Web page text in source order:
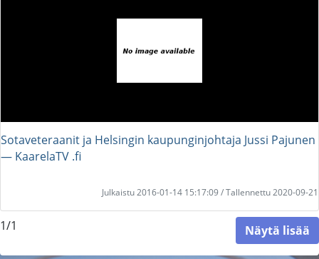
Sotaveteraanit ja Helsingin kaupunginjohtaja Jussi Pajunen
― KaarelaTV .fi
Julkaistu 2016-01-14 15:17:09 / Tallennettu 2020-09-21
1/1 Näytä lisää